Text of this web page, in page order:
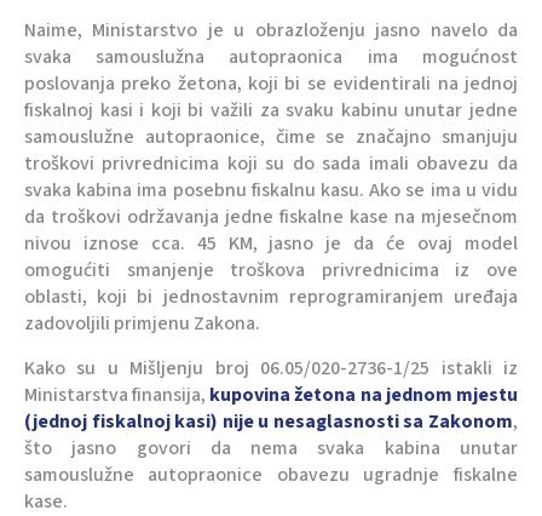
Naime, Ministarstvo je u obrazloženju jasno navelo da
svaka samouslužna autopraonica ima mogućnost
poslovanja preko žetona, koji bi se evidentirali na jednoj
fiskalnoj kasi i koji bi važili za svaku kabinu unutar jedne
samouslužne autopraonice, čime se značajno smanjuju
troškovi privrednicima koji su do sada imali obavezu da
svaka kabina ima posebnu fiskalnu kasu. Ako se ima u vidu
da troškovi održavanja jedne fiskalne kase na mjesečnom
nivou iznose cca. 45 KM, jasno je da će ovaj model
omogućiti smanjenje troškova privrednicima iz ove
oblasti, koji bi jednostavnim reprogramiranjem uređaja
zadovoljili primjenu Zakona.
Kako su u Mišljenju broj 06.05/020-2736-1/25 istakli iz
Ministarstva finansija, kupovina žetona na jednom mjestu
(jednoj fiskalnoj kasi) nije u nesaglasnosti sa Zakonom,
što jasno govori da nema svaka kabina unutar
samouslužne autopraonice obavezu ugradnje fiskalne
kase.